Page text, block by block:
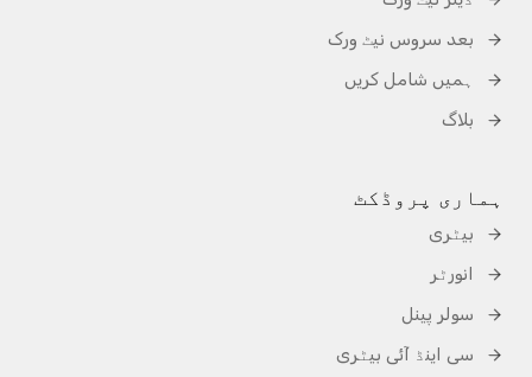
بعد سروس نیٹ ورک
ہمیں شامل کریں
بلاگ
ہماری پروڈکٹ
بیٹری
انورٹر
سولر پینل
سی اینڈ آئی بیٹری